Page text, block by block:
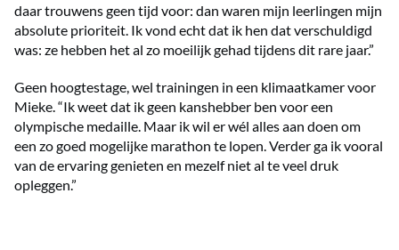
daar trouwens geen tijd voor: dan waren mijn leerlingen mijn
absolute prioriteit. Ik vond echt dat ik hen dat verschuldigd
was: ze hebben het al zo moeilijk gehad tijdens dit rare jaar.”
Geen hoogtestage, wel trainingen in een klimaatkamer voor
Mieke. “Ik weet dat ik geen kanshebber ben voor een
olympische medaille. Maar ik wil er wél alles aan doen om
een zo goed mogelijke marathon te lopen. Verder ga ik vooral
van de ervaring genieten en mezelf niet al te veel druk
opleggen.”